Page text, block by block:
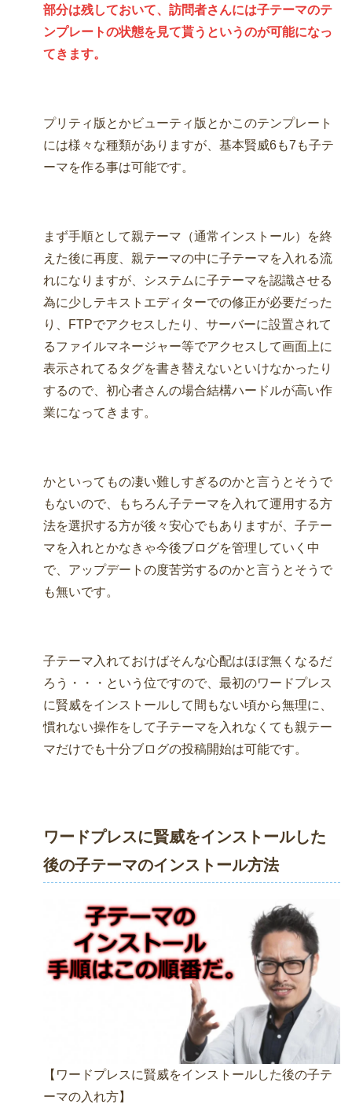
部分は残しておいて、訪問者さんには子テーマのテ
ンプレートの状態を見て貰うというのが可能になっ
てきます。
プリティ版とかビューティ版とかこのテンプレート
には様々な種類がありますが、基本賢威6も7も子テ
ーマを作る事は可能です。
まず手順として親テーマ（通常インストール）を終
えた後に再度、親テーマの中に子テーマを入れる流
れになりますが、システムに子テーマを認識させる
為に少しテキストエディターでの修正が必要だった
り、FTPでアクセスしたり、サーバーに設置されて
るファイルマネージャー等でアクセスして画面上に
表示されてるタグを書き替えないといけなかったり
するので、初心者さんの場合結構ハードルが高い作
業になってきます。
かといってもの凄い難しすぎるのかと言うとそうで
もないので、もちろん子テーマを入れて運用する方
法を選択する方が後々安心でもありますが、子テー
マを入れとかなきゃ今後ブログを管理していく中
で、アップデートの度苦労するのかと言うとそうで
も無いです。
子テーマ入れておけばそんな心配はほぼ無くなるだ
ろう・・・という位ですので、最初のワードプレス
に賢威をインストールして間もない頃から無理に、
慣れない操作をして子テーマを入れなくても親テー
マだけでも十分ブログの投稿開始は可能です。
ワードプレスに賢威をインストールした
後の子テーマのインストール方法
【ワードプレスに賢威をインストールした後の子テ
ーマの入れ方】